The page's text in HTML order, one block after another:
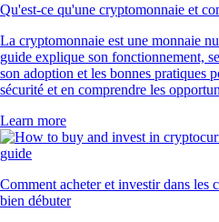
Qu'est-ce qu'une cryptomonnaie et
La cryptomonnaie est une monnaie
guide explique son fonctionnement,
son adoption et les bonnes pratiques
sécurité et en comprendre les
Learn more
Comment acheter et investir dans les
bien débuter